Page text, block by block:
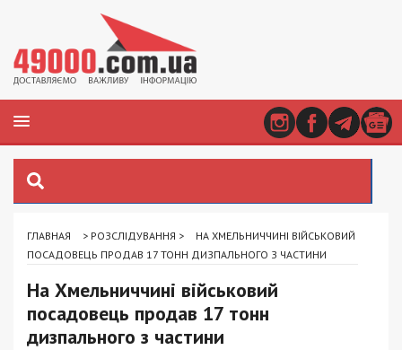
ГЛАВНАЯ > РОЗСЛІДУВАННЯ >
НА ХМЕЛЬНИЧЧИНІ ВІЙСЬКОВИЙ
ПОСАДОВЕЦЬ ПРОДАВ 17 ТОНН ДИЗПАЛЬНОГО З ЧАСТИНИ
На Хмельниччині військовий
посадовець продав 17 тонн
дизпального з частини